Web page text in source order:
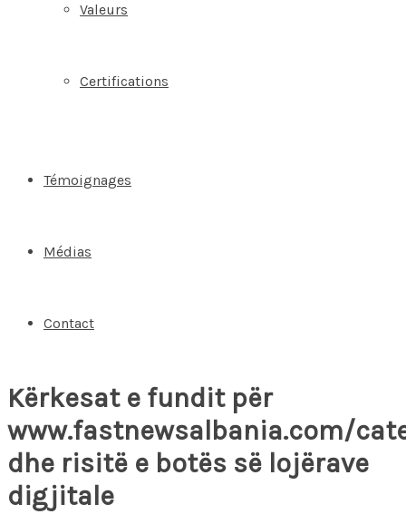
Valeurs
Certifications
Témoignages
Médias
Contact
Kërkesat e fundit për
www.fastnewsalbania.com/
dhe risitë e botës së lojërave
digjitale